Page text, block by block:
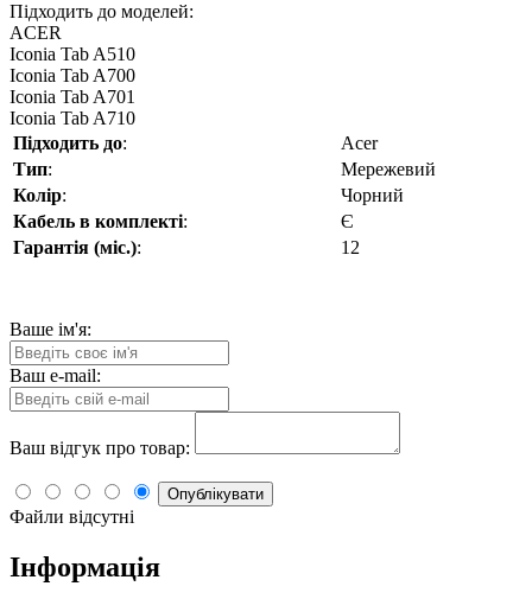
Підходить до моделей:
ACER
Iconia Tab A510
Iconia Tab A700
Iconia Tab A701
Iconia Tab A710
Підходить до:
Acer
Тип:
Мережевий
Колір:
Чорний
Кабель в комплекті:
Є
Гарантія (міс.): 12
Ваше ім'я:
Ваш e-mail:
Ваш відгук про товар:
Опублікувати
Файли відсутні
Інформація